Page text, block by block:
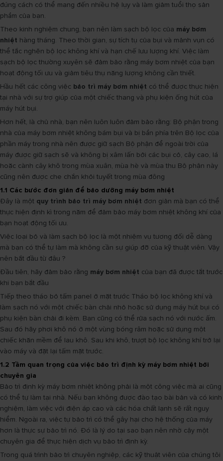
đúng cách có thể mang đến nhiều hệ lụy và làm giảm tuổi thọ sản
phẩm của bạn.
Theo kinh nghiệm chung, bạn nên làm sạch bộ lọc của máy bơm
nhiệt hàng tháng. Theo thời gian, sự tích tụ của bụi và mảnh vụn có
thể tắc nghẽn bộ lọc không khí và hạn chế lưu lượng khí. Việc làm
sạch bộ lọc thường xuyên sẽ đảm bảo rằng máy bơm nhiệt của bạn
hoạt động tối ưu và giảm tiêu thụ năng lượng không cần thiết.
Hầu hết các công việc bảo trì máy bơm nhiệt có thể được thực hiện
tại nhà với sự trợ giúp của một chiếc thang và phụ kiện ống hút của
máy hút bụi.
Hơn hết, là chủ nhà, bạn nên luôn luôn đảm bảo rằng: Bộ phận trong
nhà của máy bơm nhiệt không bám bụi và bị bẩn phía trên Bộ lọc của
phần máy trong nhà nên được giữ sạch Bộ phận để ngoài trời của
máy được giữ sạch sẽ và không bị xâm lấn bởi các bụi cỏ, cây cao, lá
hoặc cành cây khô trong mùa xuân, mùa hè và mùa thu Bộ phận này
cũng nên được che chắn khỏi tuyết trong mùa đông
1.1 Các bước đơn giản để bảo dưỡng máy bơm nhiệt
Đây là một quy trình bảo trì máy bơm nhiệt đơn giản mà bạn có thể
thực hiện định kì trong năm để đảm bảo máy bơm nhiệt không khí của
bạn hoạt động tối ưu.
Việc loại bỏ và làm sạch bộ lọc là một nhiệm vụ tương đối dễ dàng
mà bạn có thể tự làm mà không cần sự giúp đỡ của kỹ thuật viên. Vậy
nên bắt đầu từ đâu ?
Đầu tiên, hãy đảm bảo rằng máy bơm nhiệt của bạn đã được tắt trước
khi bạn bắt đầu
Tiếp theo tháo bỏ tấm panel ở mặt trước Tháo bộ lọc không khí và
làm sạch nó với một chiếc bàn chải nhỏ hoặc sử dụng máy hút bụi có
phụ kiện bàn chải đi kèm. Bạn cũng có thể rửa sạch nó với nước ấm.
Sau đó hãy phơi khô nó ở một vùng bóng râm hoặc sử dụng một
chiếc khăn mềm để lau khô. Sau khi khô, trượt bộ lọc không khí trở lại
vào máy và đặt lại tấm mặt trước.
1.2 Tầm quan trọng của việc bảo trì định kỳ máy bơm nhiệt bởi
chuyên gia
Bảo trì định kỳ máy bơm nhiệt không phải là một công việc mà ai cũng
có thể tự làm tại nhà. Nếu bạn không được đào tạo bài bản và có kinh
nghiệm, làm việc với điện áp cao và các hóa chất lạnh sẽ rất nguy
hiểm. Ngoài ra, việc tự bảo trì có thể gây hại cho hệ thống của máy
hơn là thực sự bảo trì nó. Đó là lý do tại sao bạn nên nhờ cậy một
chuyên gia để thực hiện dịch vụ bảo trì định kỳ.
Trong quá trình bảo trì chuyên nghiệp, các kỹ thuật viên của chúng tôi